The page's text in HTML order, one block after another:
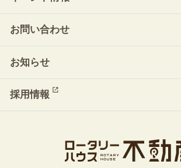
お問い合わせ
お知らせ
採用情報